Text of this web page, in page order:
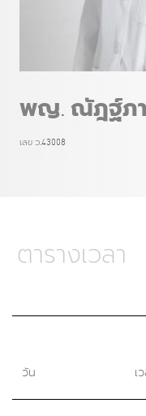
พญ. ณัฎฐ์ภา
เลข ว.43008
ตารางเวลา
วัน เ